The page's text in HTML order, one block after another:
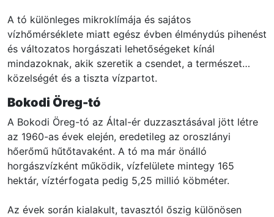
A tó különleges mikroklímája és sajátos
vízhőmérséklete miatt egész évben élménydús pihenést
és változatos horgászati lehetőségeket kínál
mindazoknak, akik szeretik a csendet, a természet
közelségét és a tiszta vízpartot.
Bokodi Öreg-tó
A Bokodi Öreg-tó az Által-ér duzzasztásával jött létre
az 1960-as évek elején, eredetileg az oroszlányi
hőerőmű hűtőtavaként. A tó ma már önálló
horgászvízként működik, vízfelülete mintegy 165
hektár, víztérfogata pedig 5,25 millió köbméter.
Az évek során kialakult, tavasztól őszig különösen